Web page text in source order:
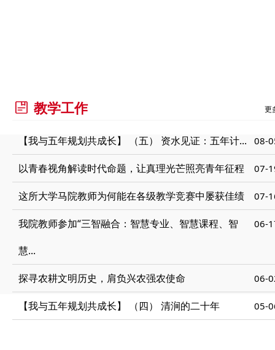
更
教学工作
08-
【我与五年规划共成长】 （五） 资水见证：五年计...
07-
以青春视角解读时代命题，让真理光芒照亮青年征程
07-
这所大学马院教师为何能在各级教学竞赛中屡获佳绩
06-
我院教师参加“三智融合：智慧专业、智慧课程、智
慧...
06-
探寻农耕文明历史，肩负兴农强农使命
05-
【我与五年规划共成长】 （四） 清涧的二十年